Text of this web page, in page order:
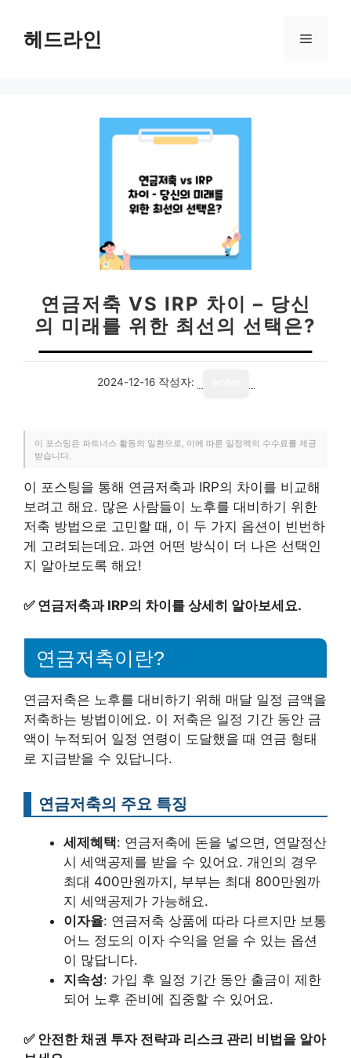
헤드라인 메
연금저축 VS IRP 차이 – 당신
의 미래를 위한 최선의 선택은?
2024-12-16 작성자:
이 포스팅은 파트너스 활동의 일환으로, 이에 따른 일정액의 수수료를 제공
받습니다.
이 포스팅을 통해 연금저축과 IRP의 차이를 비교해
보려고 해요. 많은 사람들이 노후를 대비하기 위한
저축 방법으로 고민할 때, 이 두 가지 옵션이 빈번하
게 고려되는데요. 과연 어떤 방식이 더 나은 선택인
지 알아보도록 해요!
✅ 연금저축과 IRP의 차이를 상세히 알아보세요.
연금저축이란?
연금저축은 노후를 대비하기 위해 매달 일정 금액을
저축하는 방법이에요. 이 저축은 일정 기간 동안 금
액이 누적되어 일정 연령이 도달했을 때 연금 형태
로 지급받을 수 있답니다.
연금저축의 주요 특징
세제혜택: 연금저축에 돈을 넣으면, 연말정산
시 세액공제를 받을 수 있어요. 개인의 경우
최대 400만원까지, 부부는 최대 800만원까
지 세액공제가 가능해요.
이자율: 연금저축 상품에 따라 다르지만 보통
어느 정도의 이자 수익을 얻을 수 있는 옵션
이 많답니다.
지속성: 가입 후 일정 기간 동안 출금이 제한
되어 노후 준비에 집중할 수 있어요.
✅ 안전한 채권 투자 전략과 리스크 관리 비법을 알아